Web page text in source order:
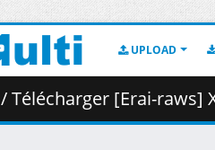
UPLOAD
/ Télécharger [Erai-raws] Xian